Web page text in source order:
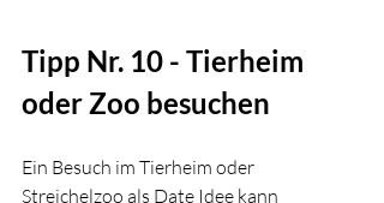
Tipp Nr. 10 - Tierheim
oder Zoo besuchen
Ein Besuch im Tierheim oder
Streichelzoo als Date Idee kann